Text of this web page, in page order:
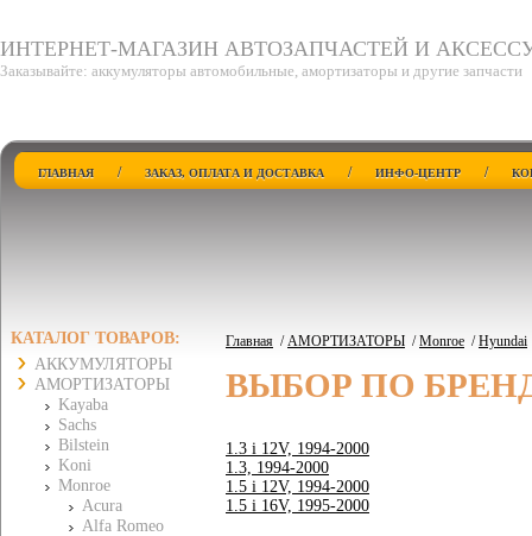
ИНТЕРНЕТ-МАГАЗИН АВТОЗАПЧАСТЕЙ И
Заказывайте: аккумуляторы автомобильные, амортизаторы и другие запчасти
ГЛАВНАЯ / ЗАКАЗ, ОПЛАТА И ДОСТАВКА / ИНФО-ЦЕНТР /
КАТАЛОГ ТОВАРОВ:
АККУМУЛЯТОРЫ
АМОРТИЗАТОРЫ
Kayaba
Sachs
Bilstein
Koni
Monroe
Acura
Alfa Romeo
Главная /АМОРТИЗАТОРЫ /Monroe /Hyundai
ВЫБОР ПО
1.3 i 12V, 1994-2000
1.3, 1994-2000
1.5 i 12V, 1994-2000
1.5 i 16V, 1995-2000